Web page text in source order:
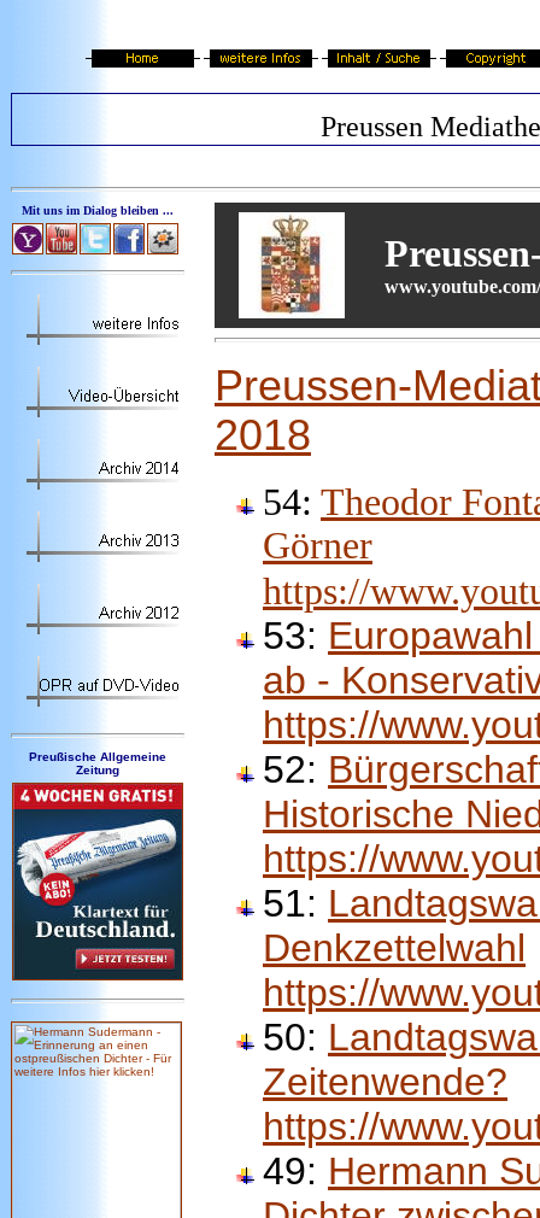
Preussen
Mit uns im Dialog bleiben ...
Preußische Allgemeine
Zeitung
Preussen-
2018
54: Theodor
Görner
https://
53:
ab -
https://
52:
Historische
https://
51:
Denkzettelwahl
https://
50:
Zeitenwende?
https://
49: Hermann